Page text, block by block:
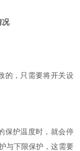
况
的，只需要将开关设
保护温度时，就会停
与下限保护，这需要